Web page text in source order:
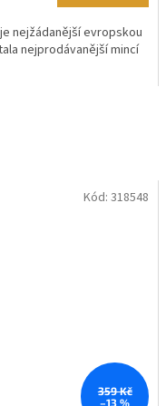
nejžádanější evropskou
nejprodávanější mincí
359 Kč
–13 %
Kód:318548